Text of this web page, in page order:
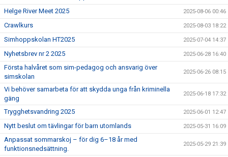
Helge River Meet 2025 2025-08-06 00:46
Crawlkurs 2025-08-03 18:22
Simhoppskolan HT2025 2025-07-04 14:37
Nyhetsbrev nr 2 2025 2025-06-28 16:40
Första halvåret som sim-pedagog och ansvarig över
simskolan
2025-06-26 08:15
Vi behöver samarbeta för att skydda unga från kriminella
gäng
2025-06-18 17:32
Trygghetsvandring 2025 2025-06-01 12:47
Nytt beslut om tävlingar för barn utomlands 2025-05-31 16:09
Anpassat sommarskoj – för dig 6–18 år med
funktionsnedsättning.
2025-05-29 21:39